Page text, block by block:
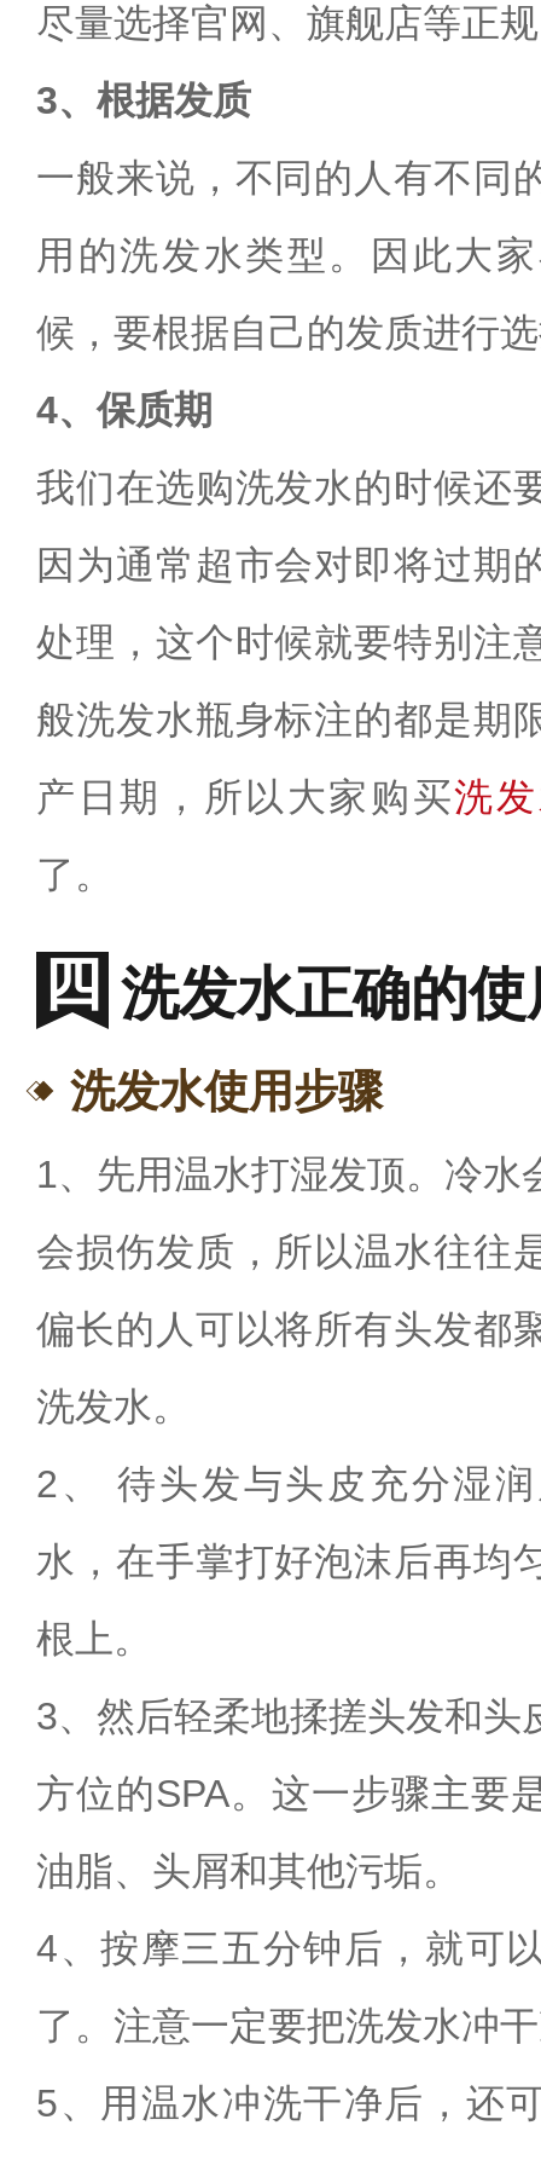
尽量选择官网、旗舰店等正
3、根据发质
一般来说，不同的人有不同
用的洗发水类型。因此大
候，要根据自己的发质进行
4、保质期
我们在选购洗发水的时候还
因为通常超市会对即将过期
处理，这个时候就要特别注
般洗发水瓶身标注的都是期
产日期，所以大家购买洗
了。
洗发水正确的
洗发水使用步骤
1、先用温水打湿发顶。冷水
会损伤发质，所以温水往往
偏长的人可以将所有头发都
洗发水。
2、 待头发与头皮充分湿
水，在手掌打好泡沫后再均
根上。
3、然后轻柔地揉搓头发和头
方位的SPA。这一步骤主要
油脂、头屑和其他污垢。
4、按摩三五分钟后，就可
了。注意一定要把洗发水冲
5、用温水冲洗干净后，还